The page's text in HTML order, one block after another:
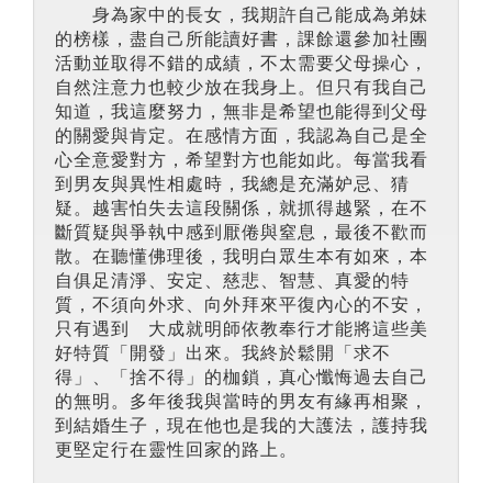
身為家中的長女，我期許自己能成為弟妹
的榜樣，盡自己所能讀好書，課餘還參加社團
活動並取得不錯的成績，不太需要父母操心，
自然注意力也較少放在我身上。但只有我自己
知道，我這麼努力，無非是希望也能得到父母
的關愛與肯定。在感情方面，我認為自己是全
心全意愛對方，希望對方也能如此。每當我看
到男友與異性相處時，我總是充滿妒忌、猜
疑。越害怕失去這段關係，就抓得越緊，在不
斷質疑與爭執中感到厭倦與窒息，最後不歡而
散。在聽懂佛理後，我明白眾生本有如來，本
自俱足清淨、安定、慈悲、智慧、真愛的特
質，不須向外求、向外拜來平復內心的不安，
只有遇到 大成就明師依教奉行才能將這些美
好特質「開發」出來。我終於鬆開「求不
得」、「捨不得」的枷鎖，真心懺悔過去自己
的無明。多年後我與當時的男友有緣再相聚，
到結婚生子，現在他也是我的大護法，護持我
更堅定行在靈性回家的路上。